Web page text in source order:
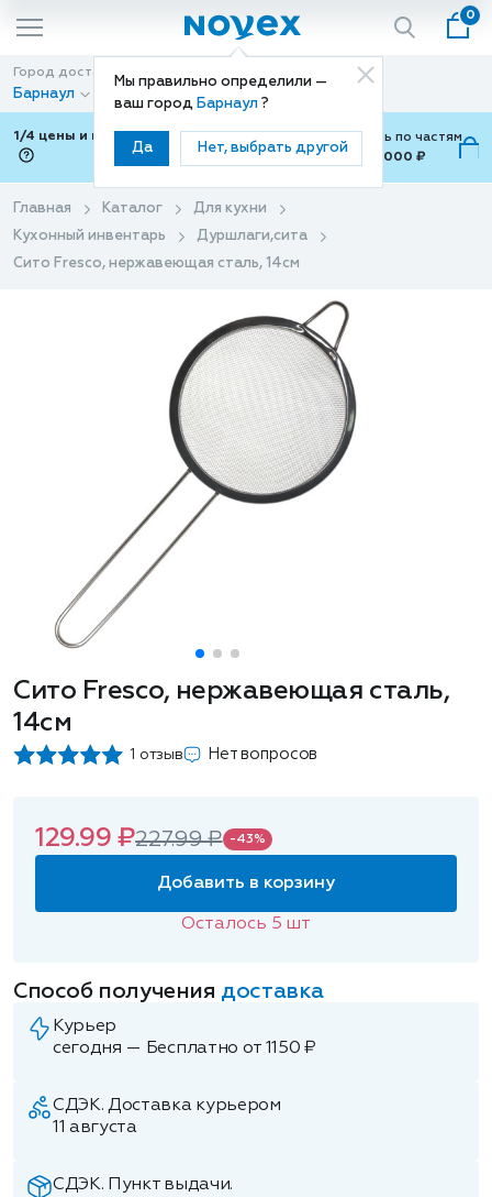
Мы правильно определили —
ваш город Барнаул ?
Да Нет, выбрать другой
0
Город доставки
Барнаул
Способ доставки
Доставка
1/4 цены и покупки ваши с Подели
Можно оплатить по частям
от 700 ₽ до 15,000 ₽
Главная Каталог
Для кухни
Кухонный инвентарь
Дуршлаги,сита
Сито Fresco, нержавеющая сталь, 14см
Сито Fresco, нержавеющая сталь,
14см
1 отзыв Нет вопросов
129.99 ₽227.99 ₽ -43%
Добавить в корзину
Осталось 5 шт
Способ получения доставка
Курьер
сегодня — Бесплатно от 1150 ₽
СДЭК. Доставка курьером
11 августа
СДЭК. Пункт выдачи.